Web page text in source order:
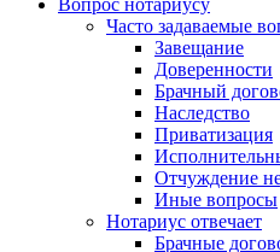
Часто задаваемые
Завещание
Доверенности
Брачный
Наследство
Приватизация
Отчуждение
Иные вопросы
Нотариус отвечает
Брачные